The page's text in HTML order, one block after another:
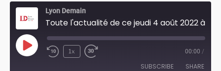
Lyon Demain
Play
1x 00:00 /
SUBSCRIBE SHARE